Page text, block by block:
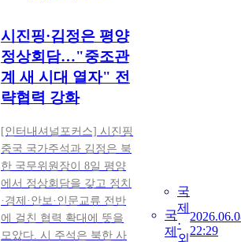
시진핑·김정은 평양
정상회담…"중조관
계 새 시대 열자" 전
략협력 강화
[인터내셔널포커스] 시진핑
중국 국가주석과 김정은 북
한 국무위원장이 8일 평양
에서 정상회담을 갖고 정치
·경제·안보·인문교류 전반
에 걸친 협력 확대에 뜻을
모았다. 시 주석은 북한 사
국
제
국
제
·
외
22:29